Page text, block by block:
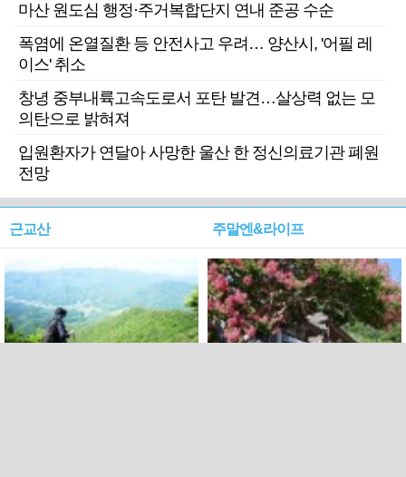
마산 원도심 행정·주거복합단지 연내 준공 수순
폭염에 온열질환 등 안전사고 우려… 양산시, '어필 레
이스' 취소
창녕 중부내륙고속도로서 포탄 발견…살상력 없는 모
의탄으로 밝혀져
입원환자가 연달아 사망한 울산 한 정신의료기관 폐원
전망
근교산 주말엔&라이프